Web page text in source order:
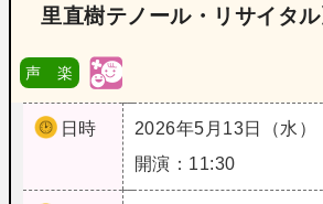
里直樹テノール・リサイタル
声 楽
日時
2026年5月13日（水）
開演：11:30